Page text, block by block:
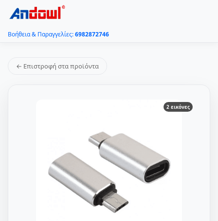
Βοήθεια & Παραγγελίες:6982872746
← Επιστροφή στα προϊόντα
2 εικόνες